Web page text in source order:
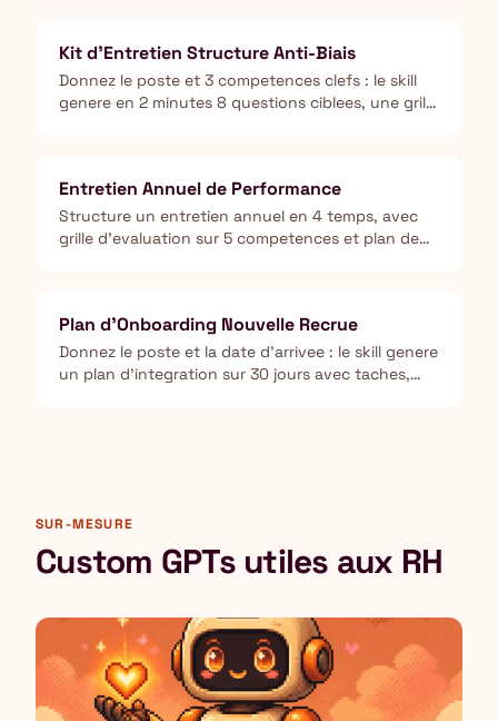
Kit d'Entretien Structure Anti-Biais
Donnez le poste et 3 competences clefs : le skill
genere en 2 minutes 8 questions ciblees, une grille
Entretien Annuel de Performance
Structure un entretien annuel en 4 temps, avec
grille d'evaluation sur 5 competences et plan de
Plan d'Onboarding Nouvelle Recrue
Donnez le poste et la date d'arrivee : le skill genere
un plan d'integration sur 30 jours avec taches,
SUR-MESURE
Custom GPTs utiles aux RH